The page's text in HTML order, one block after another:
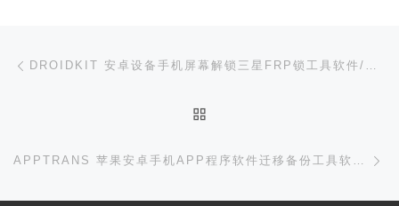
文章导航 DROIDKIT 安卓设备手机屏幕解锁三星FRP锁工具软件/本站专属优惠 10 元/优惠后￥388
APPTRANS 苹果安卓手机APP程序软件迁移备份工具软件/本站专属优惠 10 元/优惠后￥348